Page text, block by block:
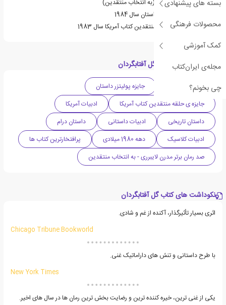
بسته های پیشنهادی
محصولات فرهنگی
کمک آموزشی
مجله‌ی ایران‌کتاب
چی بخونم؟
جزو لیست مدرن لایبرری (به انتخاب منتقدین)
برنده ی جایزه ی پولیتزر داستان سال 1984
برنده ی جایزه ی حلقه ی منتقدین کتاب آمریکا سال 1983
دسته بندی های کتاب گل آفتابگردان
ادبیات اقتباسی
جایزه پولیتزر داستان
جایزه ی حلقه منتقدین کتاب آمریکا
ادبیات آمریکا
داستان تاریخی
ادبیات داستانی
داستان درام
ادبیات کلاسیک
دهه 1980 میلادی
پرافتخارترین کتاب ها
صد رمان برتر مدرن لایبرری - به انتخاب منتقدین
نکوداشت های کتاب گل آفتابگردان
اثری بسیار تأثیرگذار، آکنده از غم و شادی.
Chicago Tribune Bookworld
با طرح داستانی و تنش های داراماتیک غنی.
New York Times
یکی از غنی ترین، خیره کننده ترین و رضایت بخش ترین رمان ها در سال های اخیر.